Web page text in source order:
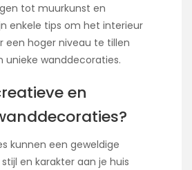
tot muurkunst en
enkele tips om het interieur
een hoger niveau te tillen
unieke wanddecoraties.
en
kunnen een geweldige
en karakter aan je huis